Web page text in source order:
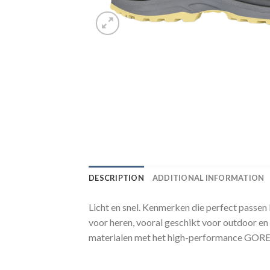
DESCRIPTION ADDITIONAL INFORMATION
Licht en snel. Kenmerken die perfect
voor heren, vooral geschikt voor outdoor
materialen met het high-performance